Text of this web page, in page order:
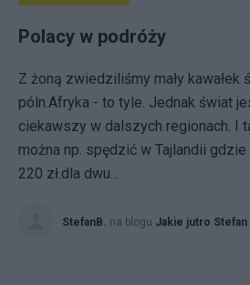
Polacy w podróży
Z żoną zwiedziliśmy mały kawałek
póln.Afryka - to tyle. Jednak świat
ciekawszy w dalszych regionach. I
można np. spędzić w Tajlandii
220 zł.dla dwu...
StefanB. na blogu Jakie jutro Stefan